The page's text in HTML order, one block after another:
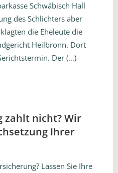
Schwäbisch Hall
des Schlichters aber
die Eheleute die
Heilbronn. Dort
Der (…)
zahlt nicht? Wir
Ihrer
Lassen Sie Ihre